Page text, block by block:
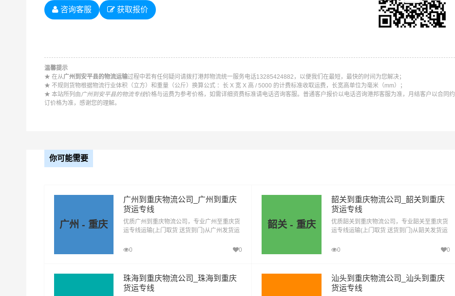
咨询客服 获取报价
温馨提示
★ 在从广州到安平县的物流运输过程中若有任何疑问请拨打港邦物流统一服务电话13285424882，以便我们在最短，最快的时间为您解决；
★ 不规则货物根据物流行业体积（立方）和重量（公斤）换算公式 ：长 X 宽 X 高 / 5000 的计费标准收取运费，长宽高单位为毫米（mm）；
★ 本站所列由广州到安平县的物流专线价格与运费为参考价格，如需详细资费标准请电话咨询客服。普通客户报价以电话咨询港邦客服为准，月结客户以合同约
订价格为准，感谢您的理解。
你可能需要
广州 - 重庆
广州到重庆物流公司_广州到重庆
货运专线
优质广州到重庆物流公司，专业广州至重庆货
运专线运输(上门取货 送货到门)从广州发货运
庆直达物流专线
0 0
韶关 - 重庆
韶关到重庆物流公司_韶关到重庆
货运专线
优质韶关到重庆物流公司，专业韶关至重庆货
运专线运输(上门取货 送货到门)从韶关发货运
庆直达物流专线
0 0
珠海到重庆物流公司_珠海到重庆
货运专线
汕头到重庆物流公司_汕头到重庆
货运专线